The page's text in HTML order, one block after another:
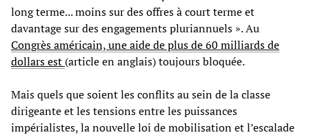
long terme... moins sur des offres à court terme et
davantage sur des engagements pluriannuels ». Au
Congrès américain, une aide de plus de 60 milliards de
dollars est (article en anglais) toujours bloquée.
Mais quels que soient les conflits au sein de la classe
dirigeante et les tensions entre les puissances
impérialistes, la nouvelle loi de mobilisation et l’escalade